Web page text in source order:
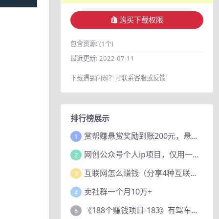
购买下载权限
包含资源: (1个)
最近更新: 2022-07-11
下载遇到问题？可联系客服或反馈
排行榜展示
1 赏帮赚悬赏奖励到账200元，悬赏任务多劳多得，人人可做。
2 网创公众号个人ip项目，仅用一篇文章做到全网引流！
3 互联网怎么赚钱（分享4种互联网赚钱模式）
4 卖社群一个月10万+
5 《188个赚钱项目-183》有驾车评项目，动动小手，复制粘贴赚44元！